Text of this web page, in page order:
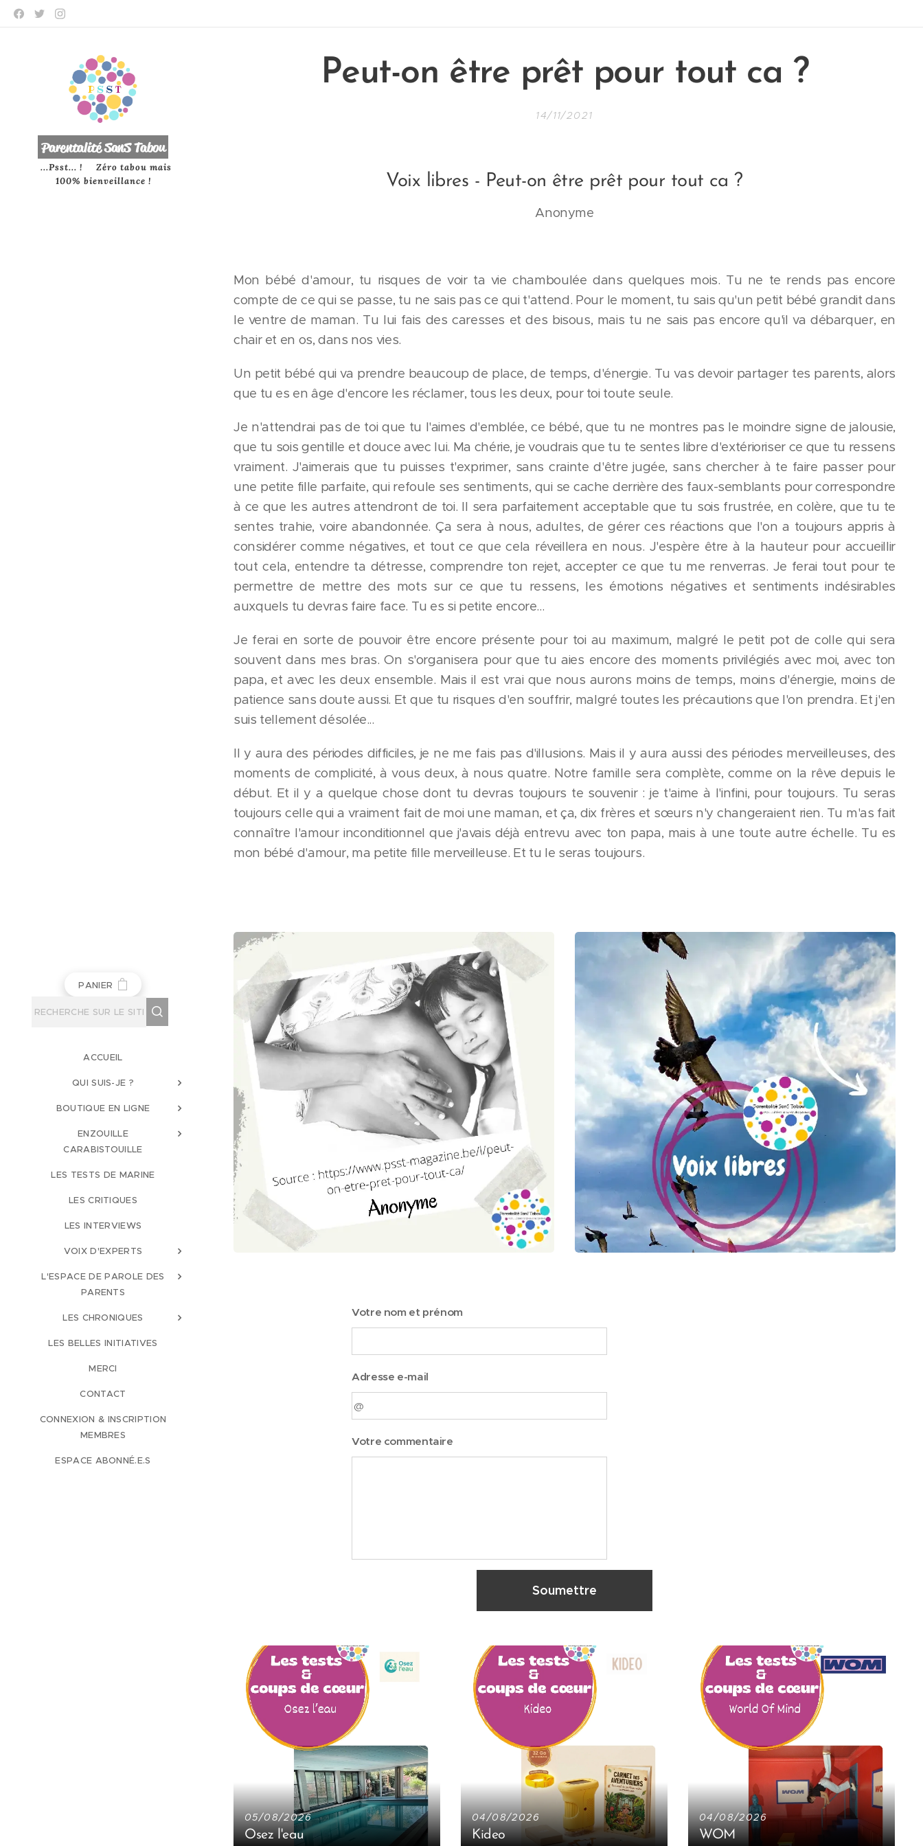
Parentalité SanSTabou
...Psst... ! Zéro tabou mais
100% bienveillance !
PANIER
ACCUEIL
QUI SUIS-JE ?
BOUTIQUE EN LIGNE
ENZOUILLE
CARABISTOUILLE
LES TESTS DE MARINE
LES CRITIQUES
LES INTERVIEWS
VOIX D'EXPERTS
L'ESPACE DE PAROLE DES
PARENTS
LES CHRONIQUES
LES BELLES INITIATIVES
MERCI
CONTACT
CONNEXION & INSCRIPTION
MEMBRES
ESPACE ABONNÉ.E.S
Peut-on être prêt pour tout ca ?
14/11/2021
Voix libres - Peut-on être prêt pour tout ca ?
Anonyme
Mon bébé d'amour, tu risques de voir ta vie chamboulée dans quelques mois. Tu ne te rends pas encore
compte de ce qui se passe, tu ne sais pas ce qui t'attend. Pour le moment, tu sais qu'un petit bébé grandit dans
le ventre de maman. Tu lui fais des caresses et des bisous, mais tu ne sais pas encore qu'il va débarquer, en
chair et en os, dans nos vies.
Un petit bébé qui va prendre beaucoup de place, de temps, d'énergie. Tu vas devoir partager tes parents, alors
que tu es en âge d'encore les réclamer, tous les deux, pour toi toute seule.
Je n'attendrai pas de toi que tu l'aimes d'emblée, ce bébé, que tu ne montres pas le moindre signe de jalousie,
que tu sois gentille et douce avec lui. Ma chérie, je voudrais que tu te sentes libre d'extérioriser ce que tu ressens
vraiment. J'aimerais que tu puisses t'exprimer, sans crainte d'être jugée, sans chercher à te faire passer pour
une petite fille parfaite, qui refoule ses sentiments, qui se cache derrière des faux-semblants pour correspondre
à ce que les autres attendront de toi. Il sera parfaitement acceptable que tu sois frustrée, en colère, que tu te
sentes trahie, voire abandonnée. Ça sera à nous, adultes, de gérer ces réactions que l'on a toujours appris à
considérer comme négatives, et tout ce que cela réveillera en nous. J'espère être à la hauteur pour accueillir
tout cela, entendre ta détresse, comprendre ton rejet, accepter ce que tu me renverras. Je ferai tout pour te
permettre de mettre des mots sur ce que tu ressens, les émotions négatives et sentiments indésirables
auxquels tu devras faire face. Tu es si petite encore...
Je ferai en sorte de pouvoir être encore présente pour toi au maximum, malgré le petit pot de colle qui sera
souvent dans mes bras. On s'organisera pour que tu aies encore des moments privilégiés avec moi, avec ton
papa, et avec les deux ensemble. Mais il est vrai que nous aurons moins de temps, moins d'énergie, moins de
patience sans doute aussi. Et que tu risques d'en souffrir, malgré toutes les précautions que l'on prendra. Et j'en
suis tellement désolée...
Il y aura des périodes difficiles, je ne me fais pas d'illusions. Mais il y aura aussi des périodes merveilleuses, des
moments de complicité, à vous deux, à nous quatre. Notre famille sera complète, comme on la rêve depuis le
début. Et il y a quelque chose dont tu devras toujours te souvenir : je t'aime à l'infini, pour toujours. Tu seras
toujours celle qui a vraiment fait de moi une maman, et ça, dix frères et sœurs n'y changeraient rien. Tu m'as fait
connaître l'amour inconditionnel que j'avais déjà entrevu avec ton papa, mais à une toute autre échelle. Tu es
mon bébé d'amour, ma petite fille merveilleuse. Et tu le seras toujours.
Votre nom et prénom
Adresse e-mail
Votre commentaire
Soumettre
05/08/2026
Osez l'eau
04/08/2026
Kideo
04/08/2026
WOM